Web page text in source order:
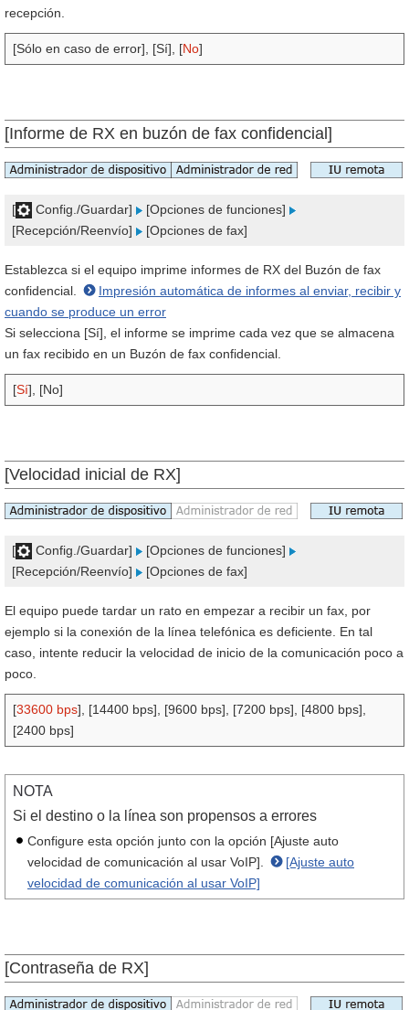
recepción.
[Sólo en caso de error], [Sí], [No]
[Informe de RX en buzón de fax confidencial]
[ Config./Guardar]
[Opciones de funciones]
[Recepción/Reenvío]
[Opciones de fax]
Establezca si el equipo imprime informes de RX del Buzón de fax
confidencial.
Impresión automática de informes al enviar, recibir y
cuando se produce un error
Si selecciona [Sí], el informe se imprime cada vez que se almacena
un fax recibido en un Buzón de fax confidencial.
[Sí], [No]
[Velocidad inicial de RX]
[ Config./Guardar]
[Opciones de funciones]
[Recepción/Reenvío]
[Opciones de fax]
El equipo puede tardar un rato en empezar a recibir un fax, por
ejemplo si la conexión de la línea telefónica es deficiente. En tal
caso, intente reducir la velocidad de inicio de la comunicación poco a
poco.
[33600 bps], [14400 bps], [9600 bps], [7200 bps], [4800 bps],
[2400 bps]
NOTA
Si el destino o la línea son propensos a errores
Configure esta opción junto con la opción [Ajuste auto
velocidad de comunicación al usar VoIP].
[Ajuste auto
velocidad de comunicación al usar VoIP]
[Contraseña de RX]